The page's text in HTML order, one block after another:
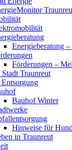
Energieberatung
Förderungen –
Traunreut
Bauhof Winter
Hinweise für
in Traunreut